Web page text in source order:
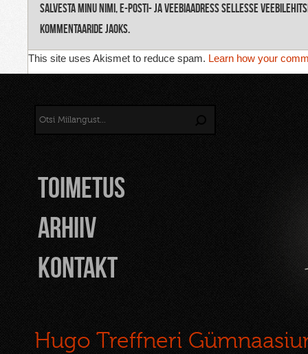
Salvesta minu nimi, e-posti- ja veebiaadress sellesse
kommentaaride jaoks.
This site uses Akismet to reduce spam. Learn how your
TOIMETUS
Arhiiv
Kontakt
Hugo Treffneri